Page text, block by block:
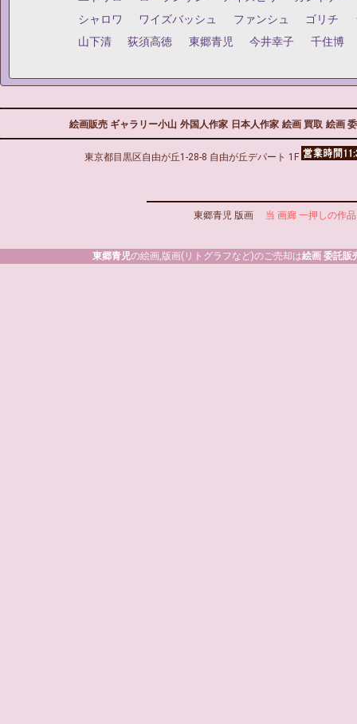
シャロワ
ワイズバッシュ ファンシュ ゴリチ
山下清
荻須高徳 東郷青児 今井幸子 千住博
絵画販売 ギャラリー小山 外国人作家 日本人作家 絵画 買取 絵画
東京都目黒区自由が丘1-28-8 自由が丘デパート 1F
東郷青児 版画 当 画廊 一押しの作品
東郷青児の絵画,版画(リトグラフなど)のご売却は絵画 委託販